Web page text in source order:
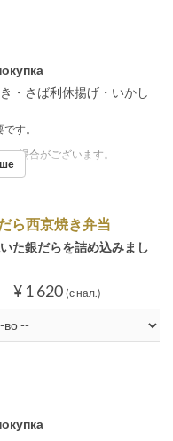
・さば利休揚げ・いかし
す。
場合がございます。
。
ら西京焼き弁当
た銀だらを詰め込みまし
¥ 1 620 (с нал.)